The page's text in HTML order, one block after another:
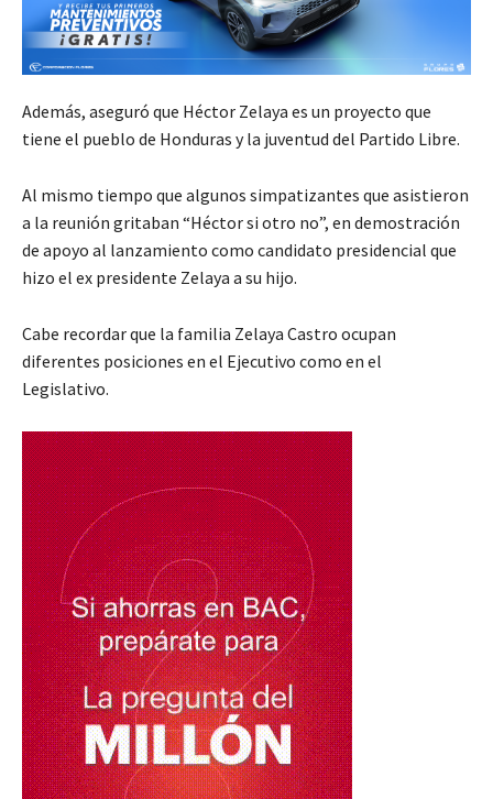
Además, aseguró que Héctor Zelaya es un proyecto que
tiene el pueblo de Honduras y la juventud del Partido Libre.
Al mismo tiempo que algunos simpatizantes que asistieron
a la reunión gritaban “Héctor si otro no”, en demostración
de apoyo al lanzamiento como candidato presidencial que
hizo el ex presidente Zelaya a su hijo.
Cabe recordar que la familia Zelaya Castro ocupan
diferentes posiciones en el Ejecutivo como en el
Legislativo.